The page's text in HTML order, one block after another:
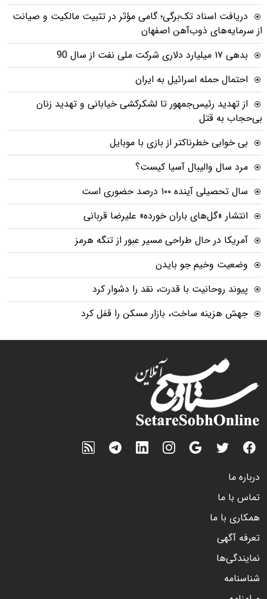
دریافت اسناد تک‌برگی؛ گامی مؤثر در تثبیت مالکیت و صیانت
از سرمایه‌های ذوب‌آهن اصفهان
بدهی ١٧ میلیارد دلاری شرکت ملی نفت از سال 90
احتمال حمله اسرائیل به ایران
از تهدید رئیس‌جمهور تا لشکرکشی خیابانی و تهدید زنان
بی‌حجاب به قتل
بی خوابی خطرناکتر از بازی با موبایل
مرد سال والیبال آسیا کیست؟
سال تحصیلی آینده ۱۰۰ درصد حضوری است
انتشار «گل‌های باران خورده» علیرضا قربانی
آمریکا در حال طراحی مسیر عبور از تنگه هرمز
وضعیت وخیم جو بایدن
پیوند روحانیت با قدرت، نقد را دشوار کرد
جهش هزینه ساخت، بازار مسکن را قفل کرد
درباره ما
تماس با ما
همکاری با ما
تعرفه آگهی
نمایندگی‌ها
شناسنامه